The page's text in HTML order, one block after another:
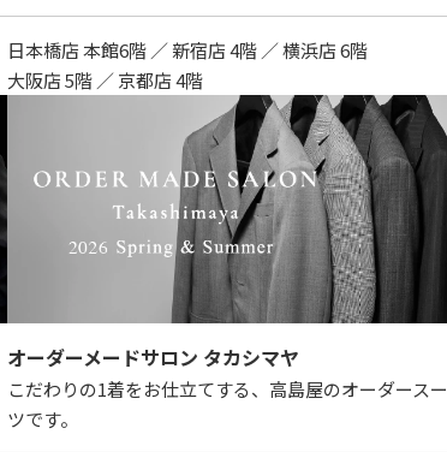
日本橋店 本館6階 ／ 新宿店 4階 ／ 横浜店 6階
大阪店 5階 ／ 京都店 4階
オーダーメードサロン タカシマヤ
こだわりの1着をお仕立てする、高島屋のオーダースー
ツです。